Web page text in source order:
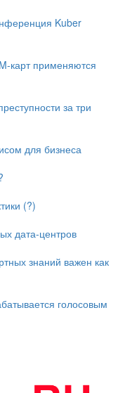
Kuber
карт применяются
за три
для бизнеса
(?)
дата-центров
знаний важен как
голосовым